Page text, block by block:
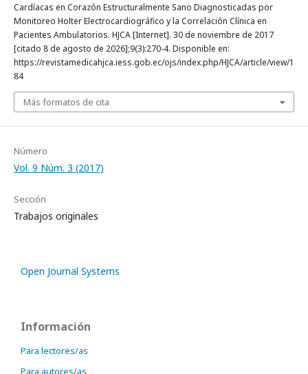
Cardíacas en Corazón Estructuralmente Sano Diagnosticadas por
Monitoreo Holter Electrocardiográfico y la Correlación Clínica en
Pacientes Ambulatorios. HJCA [Internet]. 30 de noviembre de 2017
[citado 8 de agosto de 2026];9(3):270-4. Disponible en:
https://revistamedicahjca.iess.gob.ec/ojs/index.php/HJCA/article/view/1
84
Más formatos de cita
Número
Vol. 9 Núm. 3 (2017)
Sección
Trabajos originales
Open Journal Systems
Información
Para lectores/as
Para autores/as